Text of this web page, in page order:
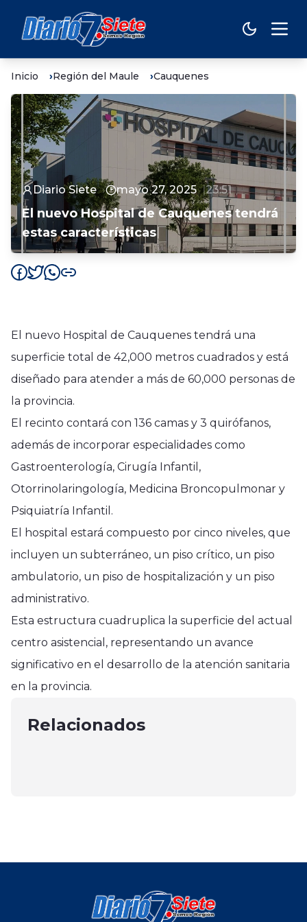
Inicio Región del Maule Cauquenes
Diario Siete mayo 27, 2025 23:51
El nuevo Hospital de Cauquenes tendrá
estas características
El nuevo Hospital de Cauquenes tendrá una
superficie total de 42,000 metros cuadrados y está
diseñado para atender a más de 60,000 personas de
la provincia.
El recinto contará con 136 camas y 3 quirófanos,
además de incorporar especialidades como
Gastroenterología, Cirugía Infantil,
Otorrinolaringología, Medicina Broncopulmonar y
Psiquiatría Infantil.
El hospital estará compuesto por cinco niveles, que
incluyen un subterráneo, un piso crítico, un piso
ambulatorio, un piso de hospitalización y un piso
administrativo.
Esta estructura cuadruplica la superficie del actual
centro asistencial, representando un avance
significativo en el desarrollo de la atención sanitaria
en la provincia.
Relacionados
Región del Maule
Buscan recuperar el memorial de
febrero 26, 2025
Región del Maule
PDI del Maule rindió cuenta
investigación e infraestructura
En Constitución entregaron cascos